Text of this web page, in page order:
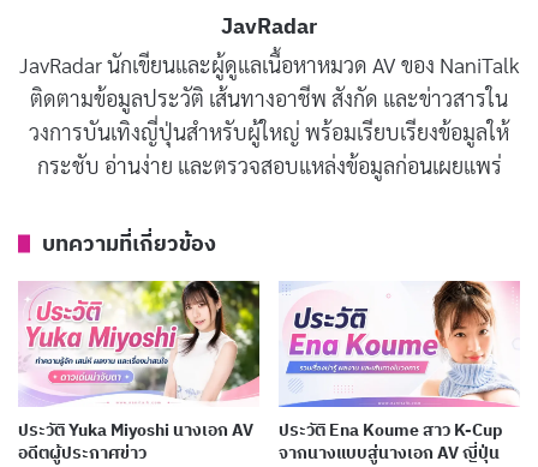
ได้รับงานจากสตูดิโอใหญ่ระดับ Moodyz และ Soft On
Demandในปี 2012
บทความที่เกี่ยวข้อง
ประวัติ Yuuka Waraku อดีตหญิงโยชิวาระสู่นางเอก
เผยแพร่เมื่อ: 5 วัน ที่ผ่านมา
ประวัติ Yuno Sakura นางเอก AV เสียงน่ารักดาวรุ่ง
MOODYZ
เผยแพร่เมื่อ: 6 วัน ที่ผ่านมา
ประวัติ Yumi Nijimura นางเอก AV หน้าใหม่มาแรง
JavRadar
JavRadar นักเขียนและผู้ดูแลเนื้อหาหมวด AV ของ NaniTalk
ติดตามข้อมูลประวัติ เส้นทางอาชีพ สังกัด และข่าวสารใน
วงการบันเทิงญี่ปุ่นสำหรับผู้ใหญ่ พร้อมเรียบเรียงข้อมูลให้
กระชับ อ่านง่าย และตรวจสอบแหล่งข้อมูลก่อนเผยแพร่
บทความที่เกี่ยวข้อง
ประวัติ Yuka Miyoshi นางเอก AV
อดีตผู้ประกาศข่าว
ประวัติ Ena Koume สาว K-Cup
จากนางแบบสู่นางเอก AV ญี่ปุ่น